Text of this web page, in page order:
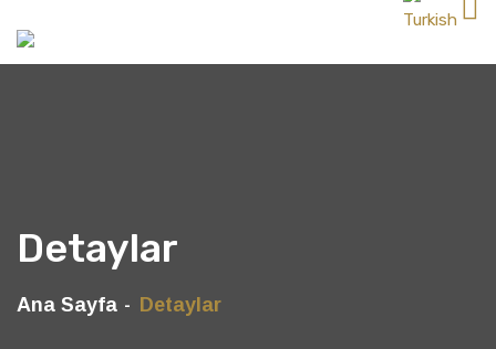
Detaylar
Ana Sayfa Detaylar